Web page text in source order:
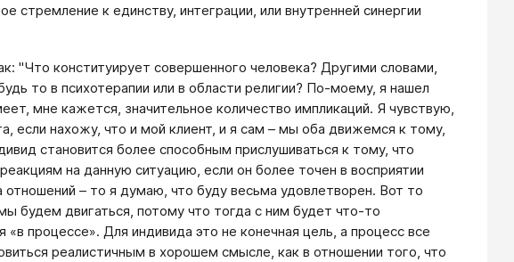
стремление к единству, интеграции, или внутренней синергии
"Что конституирует совершенного человека? Другими словами,
то в психотерапии или в области религии? По-моему, я нашел
мне кажется, значительное количество импликаций. Я чувствую,
если нахожу, что и мой клиент, и я сам – мы оба движемся к тому,
становится более способным прислушиваться к тому, что
на данную ситуацию, если он более точен в восприятии
– то я думаю, что буду весьма удовлетворен. Вот то
будем двигаться, потому что тогда с ним будет что-то
процессе». Для индивида это не конечная цель, а процесс все
реалистичным в хорошем смысле, как в отношении того, что